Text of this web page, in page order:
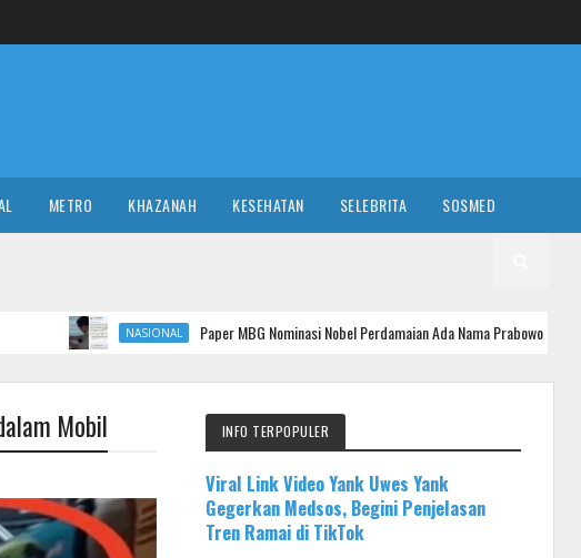
METRO KHAZANAH KESEHATAN SELEBRITA SOSMED
NASIONAL Paper MBG Nominasi Nobel Perdamaian Ada Nama Prabowo, Terdeteksi AI 93%
Mobil INFO TERPOPULER
Viral Link Video Yank Uwes Yank
Gegerkan Medsos, Begini Penjelasan
Tren Ramai di TikTok